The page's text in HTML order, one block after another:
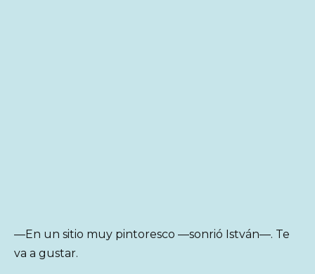
—En un sitio muy pintoresco —sonrió István—. Te
va a gustar.